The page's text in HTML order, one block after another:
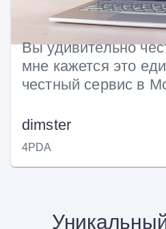
Вы удивительно
мне кажется это
честный сервис в
dimster
4PDA